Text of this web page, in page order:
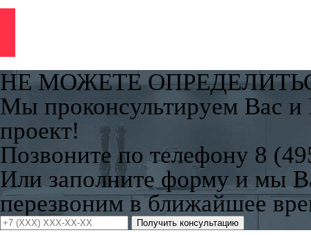
НЕ МОЖЕТЕ
Мы проконсультируем Вас
проект!
Позвоните по телефону 8
Или заполните форму и мы
перезвоним в ближайшее
Получить консультацию